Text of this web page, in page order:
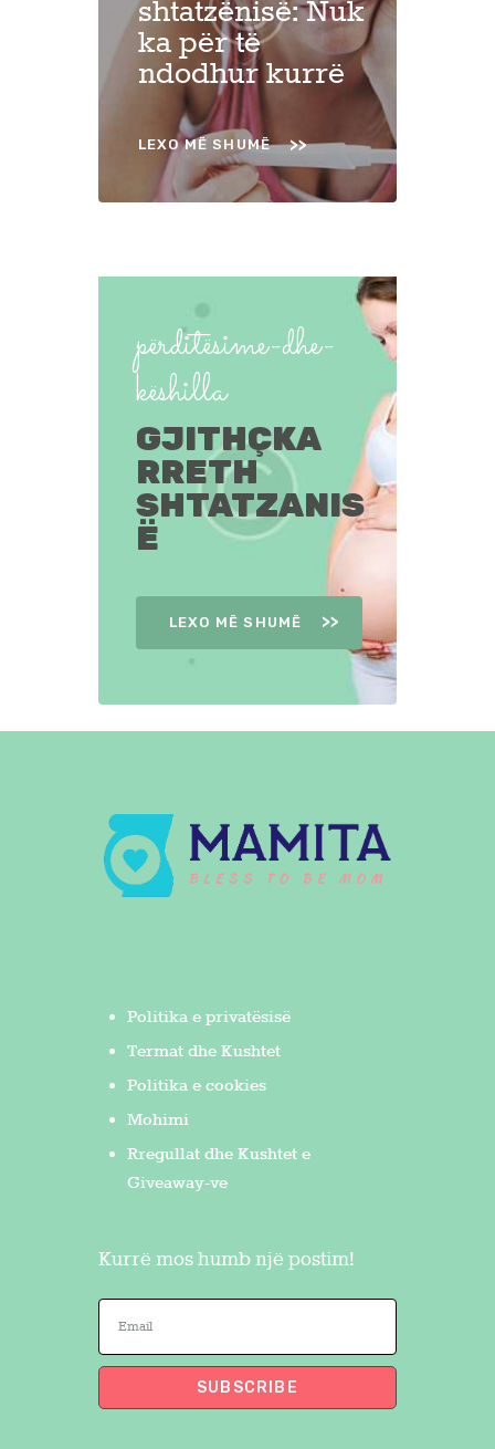
shtatzënisë: Nuk
ka për të
ndodhur kurrë
LEXO MË SHUMË
përditësime-dhe-
këshilla
GJITHÇKA
RRETH
SHTATZANIS
Ë
LEXO MË SHUMË
Politika e privatësisë
Termat dhe Kushtet
Politika e cookies
Mohimi
Rregullat dhe Kushtet e
Giveaway-ve
Kurrë mos humb një postim!